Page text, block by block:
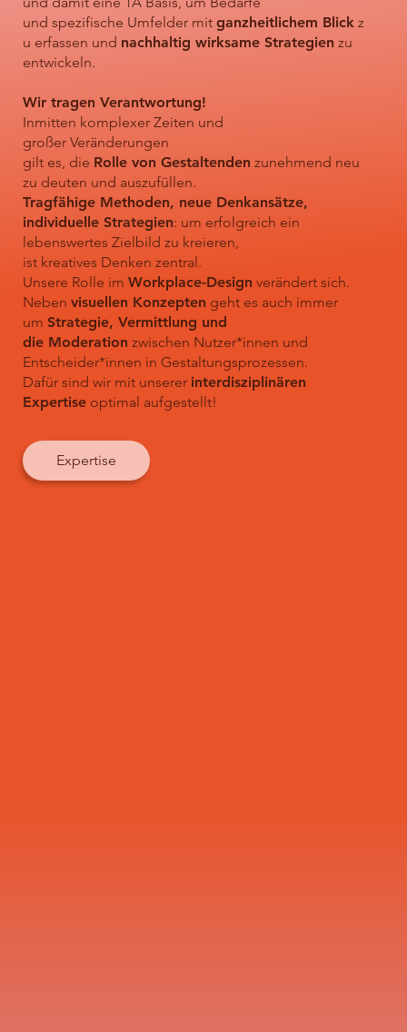
und spezifische Umfelder mitganzheitlichem Blick z
u erfassen und nachhaltig wirksame Strategien zu
entwickeln.
Wir tragen Verantwortung!
Inmitten komplexer Zeiten und
großer Veränderungen
gilt es, die Rolle von Gestaltenden zunehmend neu
zu deuten und auszufüllen.
Tragfähige Methoden, neue Denkansätze,
individuelle Strategien: um erfolgreich ein
lebenswertes Zielbild zu kreieren,
ist kreatives Denken zentral.
Unsere Rolle imWorkplace-Design verändert sich.
Nebenvisuellen Konzepten geht es auch immer
umStrategie, Vermittlung und
die Moderation zwischen Nutzer*innen und
Entscheider*innen in Gestaltungsprozessen.
Dafür sind wir mit unserer interdisziplinären
Expertise optimal aufgestellt!
Expertise